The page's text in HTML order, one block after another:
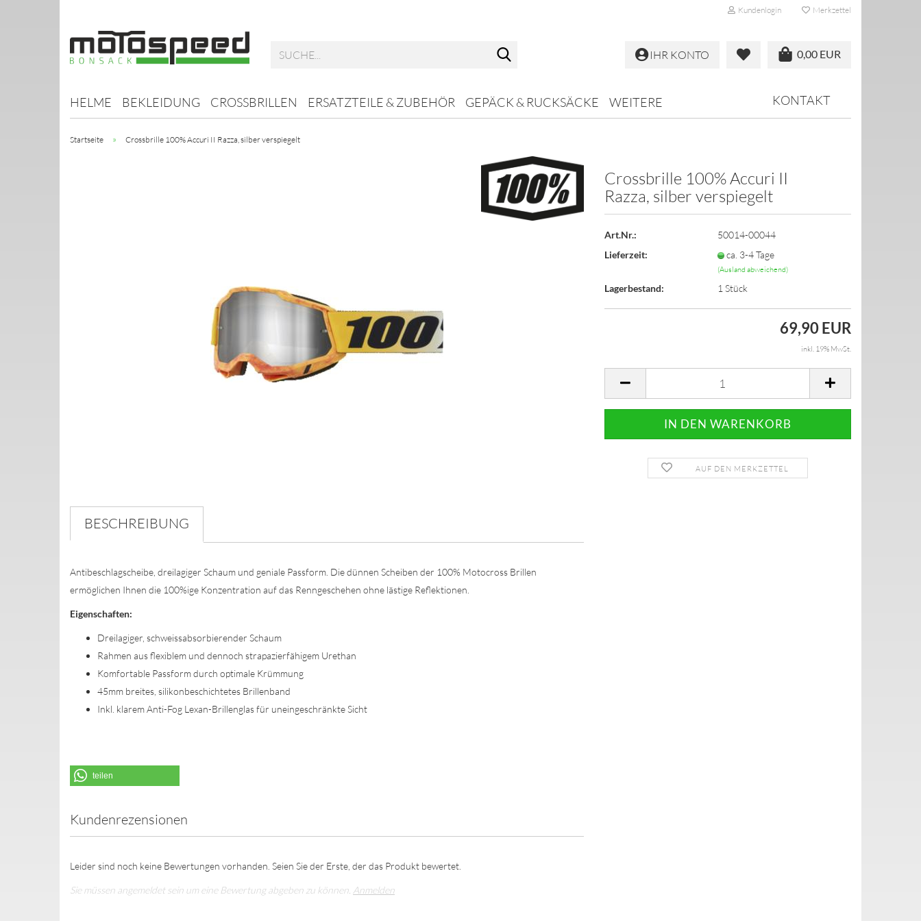
Kundenlogin
Konto erstellen
Merkzettel
0,00 EUR
IHR KONTO
HELME BEKLEIDUNG CROSSBRILLEN ERSATZTEILE & ZUBEHÖR GEPÄCK & RUCKSÄCKE KONTAKT
WEITERE
Startseite » Crossbrille 100% Accuri II Razza, silber verspiegelt
Crossbrille 100% Accuri II
Razza, silber verspiegelt
Art.Nr.:
50014-00044
Lieferzeit:
ca. 3-4 Tage
(Ausland abweichend)
Lagerbestand: 1 Stück
69,90 EUR
inkl. 19% MwSt.
AUF DEN MERKZETTEL
BESCHREIBUNG
Antibeschlagscheibe, dreilagiger Schaum und geniale Passform. Die dünnen Scheiben der 100% Motocross Brillen
ermöglichen Ihnen die 100%ige Konzentration auf das Renngeschehen ohne lästige Reflektionen.
Eigenschaften:
Dreilagiger, schweissabsorbierender Schaum
Rahmen aus flexiblem und dennoch strapazierfähigem Urethan
Komfortable Passform durch optimale Krümmung
45mm breites, silikonbeschichtetes Brillenband
Inkl. klarem Anti-Fog Lexan-Brillenglas für uneingeschränkte Sicht
teilen
Kundenrezensionen
Leider sind noch keine Bewertungen vorhanden. Seien Sie der Erste, der das Produkt bewertet.
Sie müssen angemeldet sein um eine Bewertung abgeben zu können. Anmelden